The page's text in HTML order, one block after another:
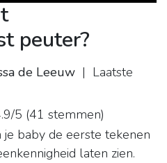
peuter?
de Leeuw | Laatste
5 (41 stemmen)
baby de eerste tekenen
laten zien.